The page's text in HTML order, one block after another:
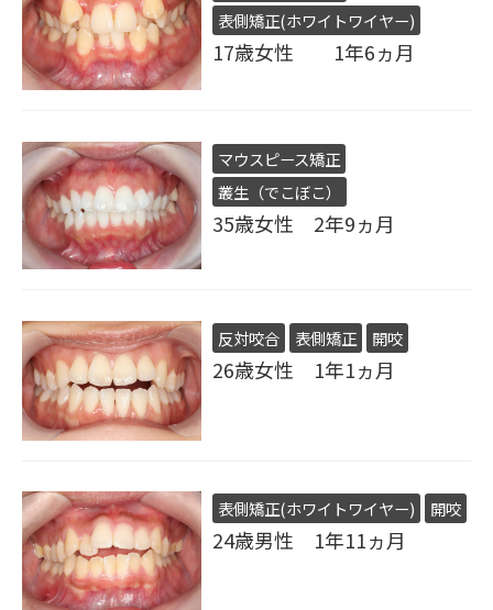
表側矯正(ホワイトワイヤー)
17歳女性 1年6ヵ月
マウスピース矯正
叢生（でこぼこ）
35歳女性 2年9ヵ月
反対咬合 表側矯正 開咬
26歳女性 1年1ヵ月
表側矯正(ホワイトワイヤー) 開咬
24歳男性 1年11ヵ月